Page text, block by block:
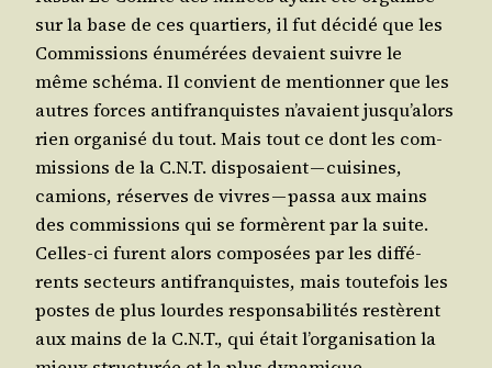
sur la base de ces quar­tiers, il fut déci­dé que les
Com­mis­sions énu­mé­rées devaient suivre le
même sché­ma. Il convient de men­tion­ner que les
autres forces anti­fran­quistes n’a­vaient jus­qu’a­lors
rien orga­ni­sé du tout. Mais tout ce dont les com­
mis­sions de la C.N.T. dis­po­saient — cui­sines,
camions, réserves de vivres — pas­sa aux mains
des com­mis­sions qui se for­mèrent par la suite.
Celles-ci furent alors com­po­sées par les dif­fé­
rents sec­teurs anti­fran­quistes, mais tou­te­fois les
postes de plus lourdes res­pon­sa­bi­li­tés res­tèrent
aux mains de la C.N.T., qui était l’or­ga­ni­sa­tion la